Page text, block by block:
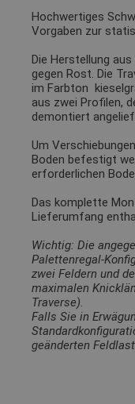
Hochwertiges
Vorgaben zur
Die Herstellung
gegen Rost. Die
im Farbton
aus zwei Profilen,
demontiert
Um
Boden befestigt
erforderlichen
Das komplette
Lieferumfang
Wichtig: Die
Palettenregal-
zwei Feldern und
maximalen
Traverse).
Falls Sie in
geänderten